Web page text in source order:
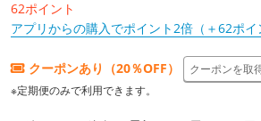
62ポイント
アプリからの購入でポイント2倍（＋62ポイ
クーポンあり（20％OFF）
クーポンを取
※定期便のみで利用できます。